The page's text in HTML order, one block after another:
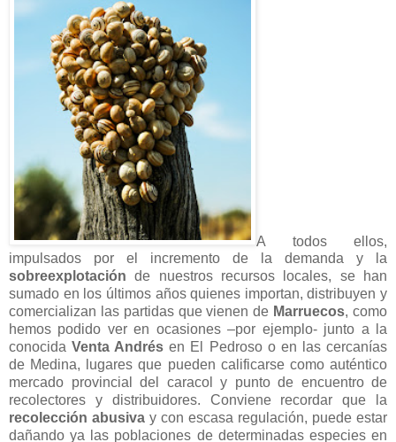
A todos ellos,
impulsados por el incremento de la demanda y la
sobreexplotación de nuestros recursos locales, se han
sumado en los últimos años quienes importan, distribuyen y
comercializan las partidas que vienen de Marruecos, como
hemos podido ver en ocasiones –por ejemplo- junto a la
conocidaVenta Andrés en El Pedroso o en las cercanías
de Medina, lugares que pueden calificarse como auténtico
mercado provincial del caracol y punto de encuentro de
recolectores y distribuidores. Conviene recordar que la
recolección abusiva y con escasa regulación, puede estar
dañando ya las poblaciones de determinadas especies en